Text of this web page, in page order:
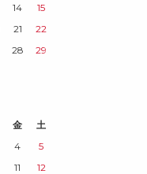
14
15
21
22
28
29
金
土
4
5
11
12